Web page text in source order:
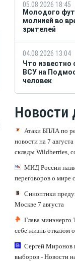
05.08.2026 18:45
Молодого
молнией во
зрителей
04.08.2026 13:04
Что известно
ВСУ на
человек
Новости
Атаки БПЛА по
новости на 7
склады Wildberries,
МИД России
переговоров о мире
Синоптики
Москве 7 августа
Глава
себе жизнь отказом
Сергей Миронов
выборов - Новости